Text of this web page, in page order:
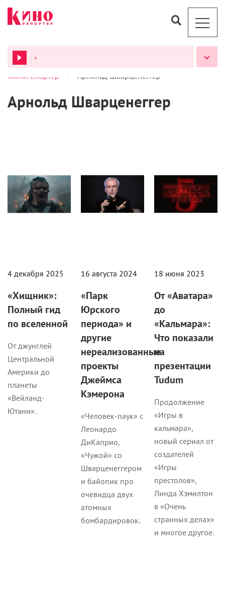
ВСЕ ПОДКАСТЫ
КиноРепортер > Арнольд Шварценеггер
Арнольд Шварценеггер
4 декабря 2025
«Хищник»:
Полный гид
по вселенной
От джунглей
Центральной
Америки до
планеты
«Вейланд-
Ютани».
16 августа 2024
«Парк
Юрского
периода» и
другие
нереализованные
проекты
Джеймса
Кэмерона
«Человек-паук» с
Леонардо
ДиКаприо,
«Чужой» со
Шварценеггером
и байопик про
очевидца двух
атомных
бомбардировок.
18 июня 2023
От «Аватара»
до
«Кальмара»:
Что показали
на
презентации
Tudum
Продолжение
«Игры в
кальмара»,
новый сериал от
создателей
«Игры
престолов»,
Линда Хэмилтон
в «Очень
странных делах»
и многое другое.